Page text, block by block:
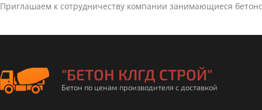
Приглашаем к сотрудничеству компании занимающиеся
"БЕТОН КЛГД СТРОЙ"
Бетон по ценам производителя с доставкой